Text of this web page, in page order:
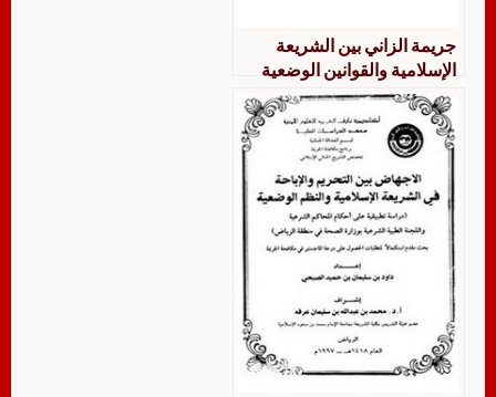
جريمة الزاني بين الشريعة
الإسلامية والقوانين الوضعية